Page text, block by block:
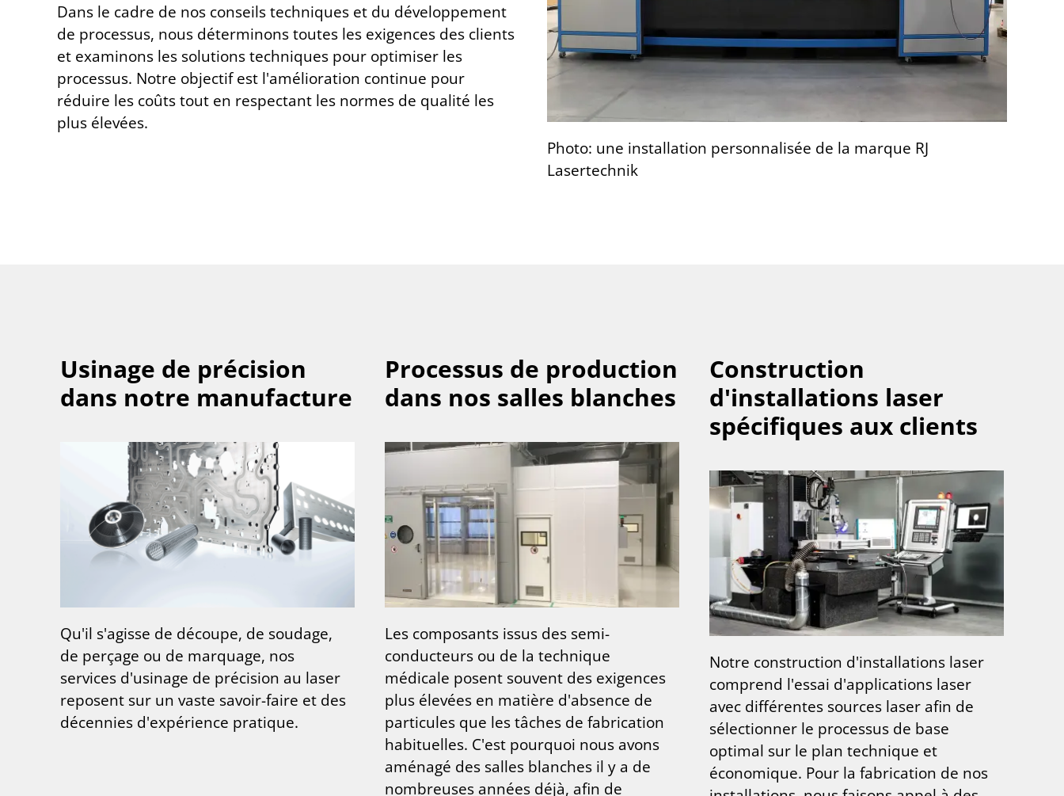
Dans le cadre de nos conseils techniques et du développement
de processus, nous déterminons toutes les exigences des clients
et examinons les solutions techniques pour optimiser les
processus. Notre objectif est l'amélioration continue pour
réduire les coûts tout en respectant les normes de qualité les
plus élevées.
Photo: une installation personnalisée de la marque RJ
Lasertechnik
Usinage de précision
dans notre manufacture
Qu'il s'agisse de découpe, de soudage,
de perçage ou de marquage, nos
services d'usinage de précision au laser
reposent sur un vaste savoir-faire et des
décennies d'expérience pratique.
Processus de production
dans nos salles blanches
Les composants issus des semi-
conducteurs ou de la technique
médicale posent souvent des exigences
plus élevées en matière d'absence de
particules que les tâches de fabrication
habituelles. C'est pourquoi nous avons
aménagé des salles blanches il y a de
nombreuses années déjà, afin de
Construction
d'installations laser
spécifiques aux clients
Notre construction d'installations laser
comprend l'essai d'applications laser
avec différentes sources laser afin de
sélectionner le processus de base
optimal sur le plan technique et
économique. Pour la fabrication de nos